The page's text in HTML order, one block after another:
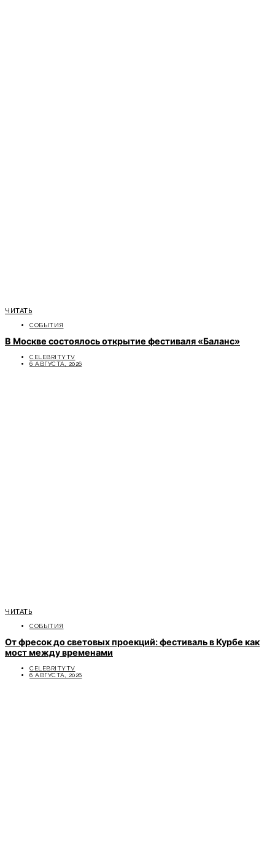
ЧИТАТЬ
СОБЫТИЯ
В Москве состоялось открытие фестиваля «Баланс»
CELEBRITYTV
6 АВГУСТА, 2026
ЧИТАТЬ
СОБЫТИЯ
От фресок до световых проекций: фестиваль в Курбе как
мост между временами
CELEBRITYTV
6 АВГУСТА, 2026